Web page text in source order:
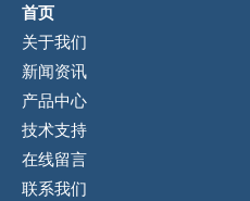
首页
关于我们
新闻资讯
产品中心
技术支持
在线留言
联系我们